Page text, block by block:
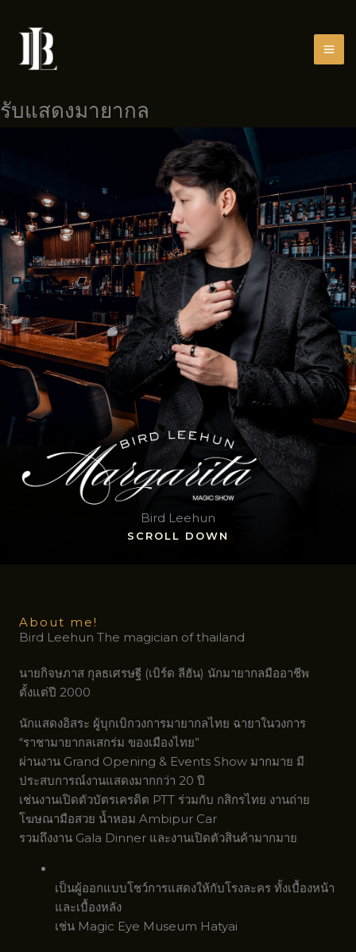
content
รับแสดงมายากล
Bird Leehun
SCROLL DOWN
About me!
Bird Leehun The magician of thailand
นายกิจษภาส กุลธเศรษฐี (เบิร์ด ลีฮัน) นักมายากลมืออาชีพ
ตั้งแต่ปี 2000
นักแสดงอิสระ ผู้บุกเบิกวงการมายากลไทย ฉายาในวงการ
“ราชามายากลเสกร่ม ของเมืองไทย”
ผ่านงาน Grand Opening & Events Show มากมาย มี
ประสบการณ์งานแสดงมากกว่า 20 ปี
เช่นงานเปิดตัวบัตรเครดิต PTT ร่วมกับ กสิกรไทย งานถ่าย
โฆษณามือสวย น้ำหอม Ambipur Car
รวมถึงงาน Gala Dinner และงานเปิดตัวสินค้ามากมาย
เป็นผู้ออกแบบโชว์การแสดงให้กับโรงละคร ทั้งเบื้องหน้า
และเบื้องหลัง
เช่น Magic Eye Museum Hatyai